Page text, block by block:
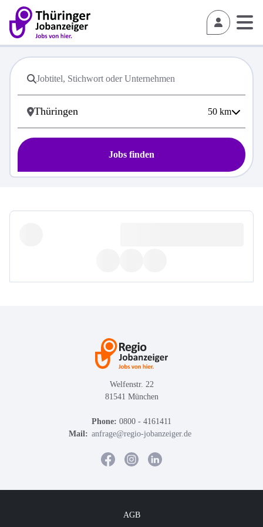
50 km
Jobs finden
Welfenstr. 22
81541 München
Phone: 0800 - 4161411
Mail: anfrage@regio-jobanzeiger.de
AGB